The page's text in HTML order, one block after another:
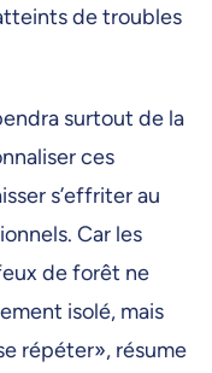
de troubles
surtout de la
ces
s’effriter au
Car les
de forêt ne
isolé, mais
répéter», résume